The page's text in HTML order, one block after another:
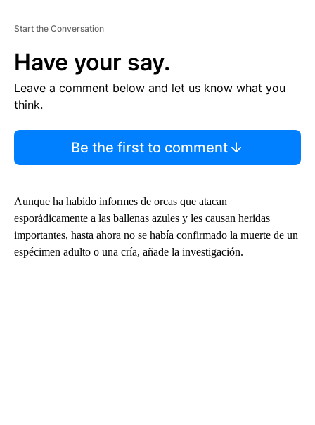
Start the Conversation
Have your say.
Leave a comment below and let us know what you
think.
Be the first to comment
Aunque ha habido informes de orcas que atacan
esporádicamente a las ballenas azules y les causan heridas
importantes, hasta ahora no se había confirmado la muerte de un
espécimen adulto o una cría, añade la investigación.